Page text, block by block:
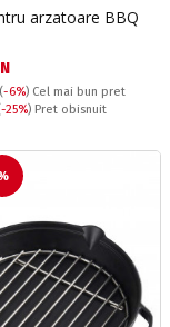
arzatoare BBQ
(-6%) Cel mai bun pret
-25%) Pret obisnuit